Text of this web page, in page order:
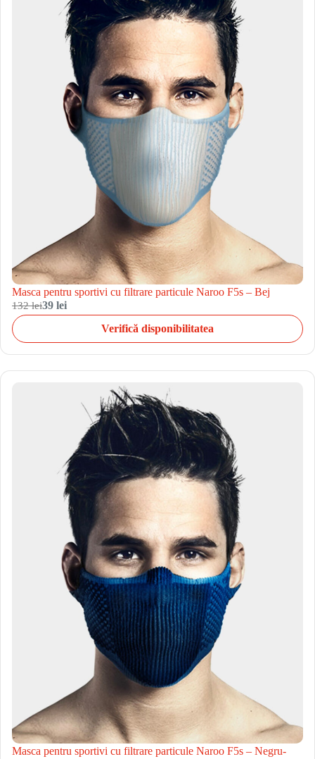
Masca pentru sportivi cu filtrare particule Naroo F5s – Bej
132 lei39 lei
Verifică disponibilitatea
Masca pentru sportivi cu filtrare particule Naroo F5s – Negru-